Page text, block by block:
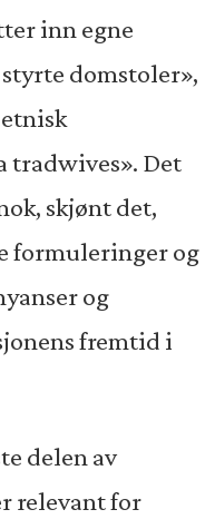
inn egne
domstoler»,
tradwives». Det
skjønt det,
formuleringer og
og
fremtid i
delen av
relevant for